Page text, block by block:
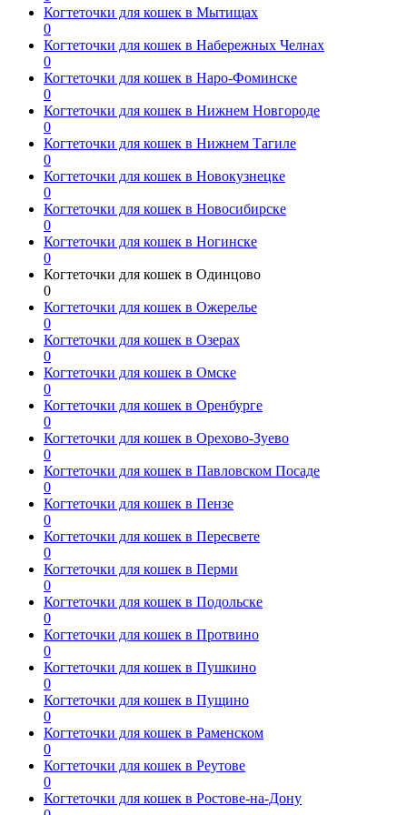
Когтеточки для кошек в Мытищах
0
Когтеточки для кошек в Набережных Челнах
0
Когтеточки для кошек в Наро-Фоминске
0
Когтеточки для кошек в Нижнем Новгороде
0
Когтеточки для кошек в Нижнем Тагиле
0
Когтеточки для кошек в Новокузнецке
0
Когтеточки для кошек в Новосибирске
0
Когтеточки для кошек в Ногинске
0
Когтеточки для кошек в Одинцово
0
Когтеточки для кошек в Ожерелье
0
Когтеточки для кошек в Озерах
0
Когтеточки для кошек в Омске
0
Когтеточки для кошек в Оренбурге
0
Когтеточки для кошек в Орехово-Зуево
0
Когтеточки для кошек в Павловском Посаде
0
Когтеточки для кошек в Пензе
0
Когтеточки для кошек в Пересвете
0
Когтеточки для кошек в Перми
0
Когтеточки для кошек в Подольске
0
Когтеточки для кошек в Протвино
0
Когтеточки для кошек в Пушкино
0
Когтеточки для кошек в Пущино
0
Когтеточки для кошек в Раменском
0
Когтеточки для кошек в Реутове
0
Когтеточки для кошек в Ростове-на-Дону